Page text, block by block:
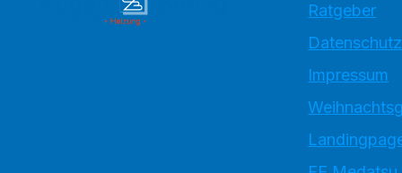
Ratgeber
Impressum